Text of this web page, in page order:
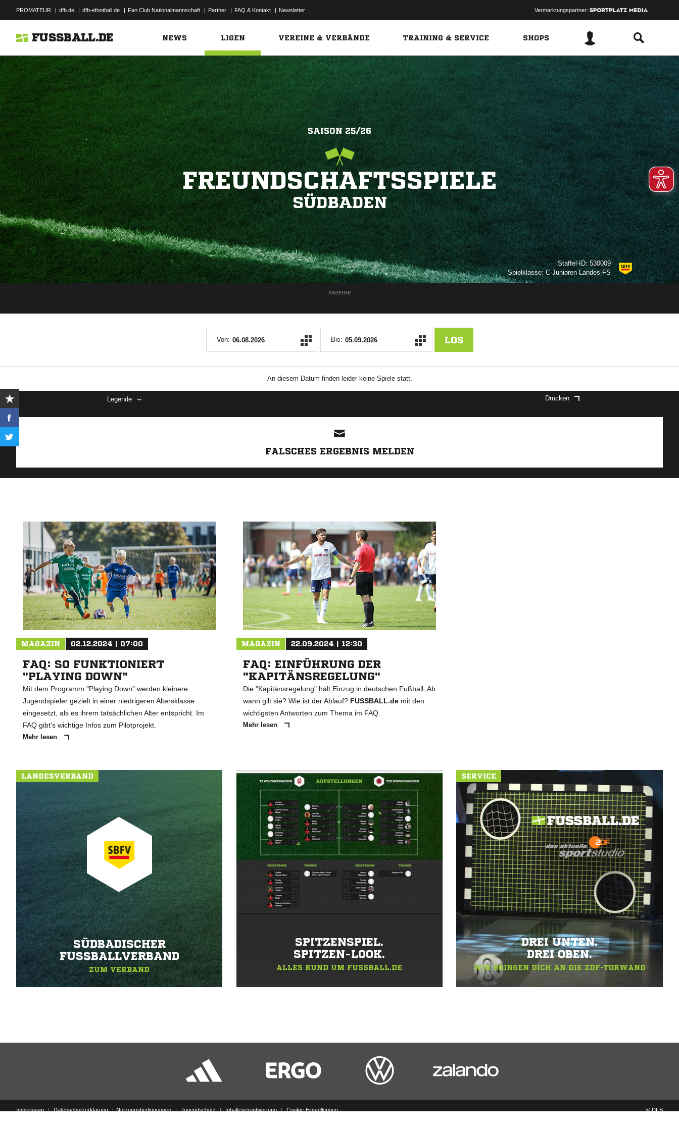
PROMATEUR | dfb.de | dfb-efootball.de | Fan Club Nationalmannschaft | Partner | FAQ & Kontakt | Newsletter Vermarktungspartner:
FUSSBALL.DE NEWS LIGEN VEREINE & VERBÄNDE TRAINING & SERVICE SHOPS
SAISON 25/26
FREUNDSCHAFTSSPIELE
SÜDBADEN
Staffel-ID: 530009
Spielklasse: C-Junioren Landes-FS
ANZEIGE
Von: Bis: LOS
An diesem Datum finden leider keine Spiele statt.
Legende Drucken
FALSCHES ERGEBNIS MELDEN
MAGAZIN 02.12.2024 | 07:00
FAQ: SO FUNKTIONIERT
"PLAYING DOWN"
Mit dem Programm "Playing Down" werden kleinere
Jugendspieler gezielt in einer niedrigeren Altersklasse
eingesetzt, als es ihrem tatsächlichen Alter entspricht. Im
FAQ gibt's wichtige Infos zum Pilotprojekt.
Mehr lesen
MAGAZIN 22.09.2024 | 12:30
FAQ: EINFÜHRUNG DER
"KAPITÄNSREGELUNG"
Die "Kapitänsregelung" hält Einzug in deutschen Fußball. Ab
wann gilt sie? Wie ist der Ablauf? FUSSBALL.demit den
wichtigsten Antworten zum Thema im FAQ.
Mehr lesen
LANDESVERBAND
SÜDBADISCHER
FUSSBALLVERBAND
ZUM VERBAND
SPITZENSPIEL.
SPITZEN-LOOK.
ALLES RUND UM FUSSBALL.DE
SERVICE
DREI UNTEN.
DREI OBEN.
WIR BRINGEN DICH AN DIE ZDF-TORWAND
Impressum | Datenschutzerklärung Nutzungsbedingungen | Jugendschutz | Inhalteverantwortung | Cookie-Einstellungen © DFB